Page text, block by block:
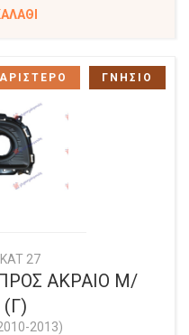
27
ΑΚΡΑΙΟ Μ/
2013)
ΑΡΙΣΤΕΡΟ ΓΝΗΣΙΟ